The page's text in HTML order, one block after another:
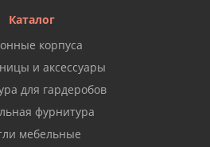
Каталог
корпуса
и аксессуары
для гардеробов
фурнитура
мебельные